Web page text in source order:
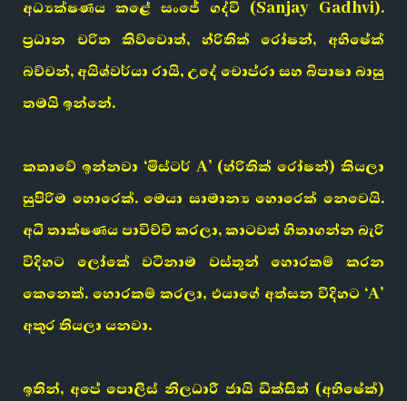
අධ්‍යක්ෂණය කළේ සංජේ ගද්වි (Sanjay Gadhvi).
ප්‍රධාන චරිත කිව්වොත්, හ්රිතික් රෝෂන්, අභිෂේක්
බච්චන්, අයිශ්වර්යා රායි, උදේ චොප්රා සහ බිපාෂා බාසු
තමයි ඉන්නේ.
කතාවේ ඉන්නවා ‘මිස්ටර් A’ (හ්රිතික් රෝෂන්) කියලා
සුපිරිම හොරෙක්. මෙයා සාමාන්‍ය හොරෙක් නෙවෙයි.
අධි තාක්ෂණය පාවිච්චි කරලා, කාටවත් හිතාගන්න බැරි
විදිහට ලෝකේ වටිනාම වස්තූන් හොරකම් කරන
කෙනෙක්. හොරකම් කරලා, එයාගේ අත්සන විදිහට ‘A’
අකුර තියලා යනවා.
ඉතින්, අපේ පොලිස් නිලධාරී ජායි ඩික්සිත් (අභිෂේක්)